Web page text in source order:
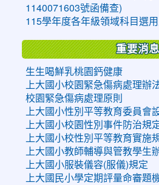
1140071603號函備查)
115學年度各年級領域科目選
重要消息
生生喝鮮乳桃園鈣健康
上大國小校園緊急傷病處理辦
校園緊急傷病處理原則
上大國小性別平等教育委員會
上大國小校園性別事件防治規
上大國小校性別平等教育實施
上大國小教師輔導與管教學生
上大國小服裝儀容(服儀)規定
上大國民小學定期評量命審題